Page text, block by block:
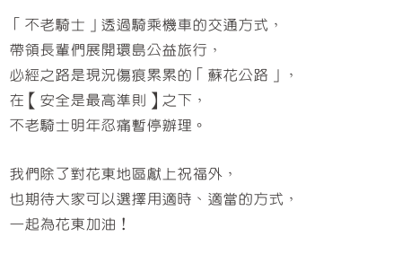
「不老騎士」透過騎乘機車的交通方式，
帶領長輩們展開環島公益旅行，
必經之路是現況傷痕累累的「蘇花公路」，
在【安全是最高準則】之下，
不老騎士明年忍痛暫停辦理。
我們除了對花東地區獻上祝福外，
也期待大家可以選擇用適時、適當的方式，
一起為花東加油！